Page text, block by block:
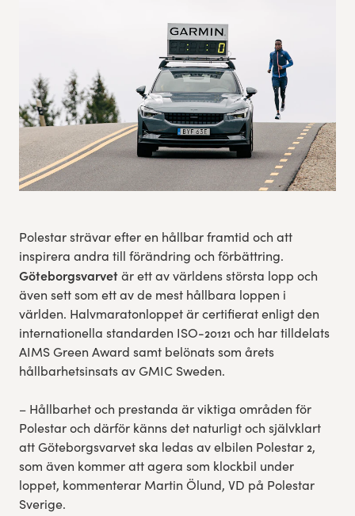
Polestar strävar efter en hållbar framtid och att
inspirera andra till förändring och förbättring.
Göteborgsvarvetär ett av världens största lopp och
även sett som ett av de mest hållbara loppen i
världen. Halvmaratonloppet är certifierat enligt den
internationella standarden ISO-20121 och har tilldelats
AIMS Green Award samt belönats som årets
hållbarhetsinsats av GMIC Sweden.
– Hållbarhet och prestanda är viktiga områden för
Polestar och därför känns det naturligt och självklart
att Göteborgsvarvet ska ledas av elbilen Polestar 2,
som även kommer att agera som klockbil under
loppet, kommenterar Martin Ölund, VD på Polestar
Sverige.
Göteborgsvarvets historia
Funktionär/Volontär